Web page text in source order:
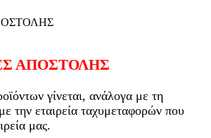
ΑΠΟΣΤΟΛΗΣ
γίνεται, ανάλογα με τη
την εταιρεία ταχυμεταφορών που
μας.